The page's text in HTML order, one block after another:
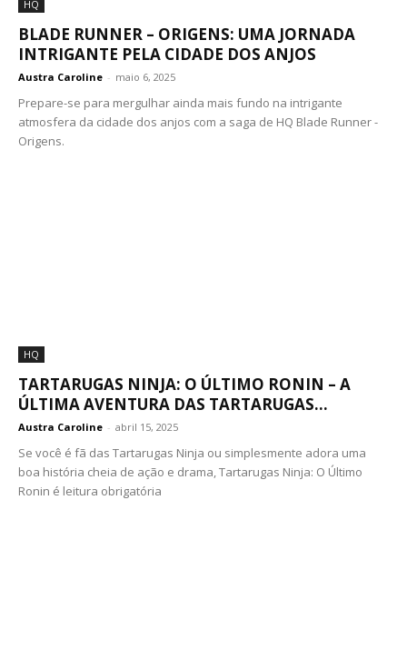
HQ
BLADE RUNNER – ORIGENS: UMA JORNADA
INTRIGANTE PELA CIDADE DOS ANJOS
Austra Caroline - maio 6, 2025
Prepare-se para mergulhar ainda mais fundo na intrigante
atmosfera da cidade dos anjos com a saga de HQ Blade Runner -
Origens.
HQ
TARTARUGAS NINJA: O ÚLTIMO RONIN – A
ÚLTIMA AVENTURA DAS TARTARUGAS...
Austra Caroline - abril 15, 2025
Se você é fã das Tartarugas Ninja ou simplesmente adora uma
boa história cheia de ação e drama, Tartarugas Ninja: O Último
Ronin é leitura obrigatória